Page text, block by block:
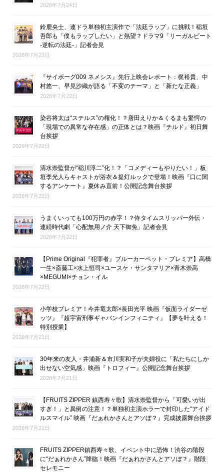
2026年7月24日
鈴鹿央士、連ドラ単独初主演作で「法廷ラップ」に挑戦！稲垣
吾郎も「僕もラップしたい」と熱望？ドラマ9「リーガルビート
-逆転の法廷-」記者会見
2026年7月23日
『サイボーグ009 ネメシス』先行上映会レポート：梶裕貴、中
村悠一、早見沙織が語る「不変のテーマ」と「新たな正義」
2026年7月22日
染谷将太は“ステルス”の権化！？唐田えりか＆くるまも驚愕の
「現場での異常な存在感」の正体とは？映画『チルド』初日舞
台挨拶
2026年7月22日
清水崇監督が“稲川淳二”化！？「コメディーもやりたい！」板
垣李光人らキャストが浴衣＆提灯ルックで登場！映画『口に関
するアンケート』夏休み直前！公開記念舞台挨拶
2026年7月22日
うまくいっても100万円の赤字！？侍タイムスリッパー外伝・
連続時代劇「心配無用ノ介 天下御免」記者会見
2026年7月22日
【Prime Original『犯罪者』ブルーカーペット・プレミア】高橋
一生×斎藤工×水上恒司×ユースケ・サンタマリア×青木崇高
×MEGUMI×チョン・イル
2026年7月22日
小学校プレミア！今井竜太郎×長田光平 映画『仮面ライダーゼ
ッツ』『超宇宙刑事ギャバンインフィニティ』【夢を叶える！
特別授業】
2026年7月21日
30年来の友人・井浦新＆市川実和子が夫婦役に「私たちにしか
出せない空気感」映画『トロフィー』公開記念舞台挨拶
2026年7月21日
【FRUITS ZIPPER 鎮西寿々歌】清水崇監督から「可愛いが出
すぎ！」と異例の注意！？単独初主演ホラーで封印した“アイド
ルスマイル” 映画『だぁれかさんとアソぼ？』完成披露舞台挨拶
2026年7月21日
FRUITS ZIPPER鎮西寿々歌、イベント中に恐怖！渋谷の階段
に“だぁれかさん”降臨！映画『だぁれかさんとアソぼ？』階段
セレモニー